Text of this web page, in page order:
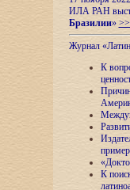
ИЛА РАН
Бразилии»
Журнал
К
К